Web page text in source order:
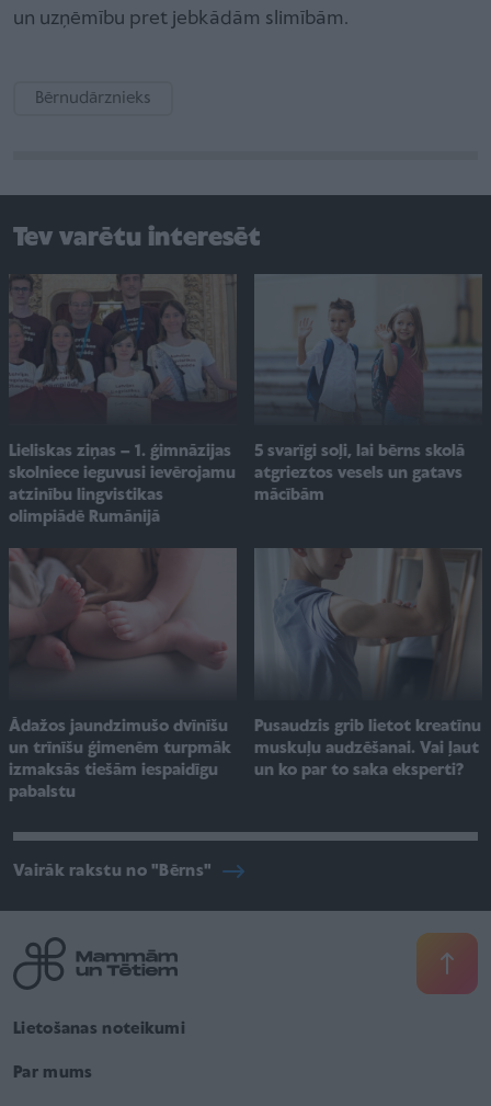
un uzņēmību pret jebkādām slimībām.
Bērnudārznieks
Tev varētu interesēt
Lieliskas ziņas – 1. ģimnāzijas
skolniece ieguvusi ievērojamu
atzinību lingvistikas
olimpiādē Rumānijā
5 svarīgi soļi, lai bērns skolā
atgrieztos vesels un gatavs
mācībām
Ādažos jaundzimušo dvīnīšu
un trīnīšu ģimenēm turpmāk
izmaksās tiešām iespaidīgu
pabalstu
Pusaudzis grib lietot kreatīnu
muskuļu audzēšanai. Vai ļaut
un ko par to saka eksperti?
Vairāk rakstu no "Bērns"
Lietošanas noteikumi
Par mums